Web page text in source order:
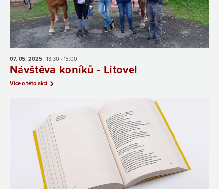
07. 05. 2025 13:30 - 16:00
Návštěva koníků - Litovel
Více o této akci